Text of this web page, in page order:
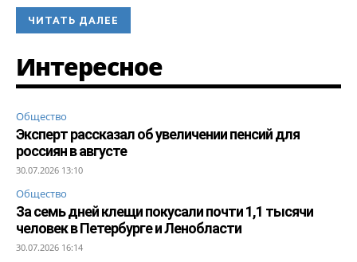
ЧИТАТЬ ДАЛЕЕ
Интересное
Общество
Эксперт рассказал об увеличении пенсий для
россиян в августе
30.07.2026 13:10
Общество
За семь дней клещи покусали почти 1,1 тысячи
человек в Петербурге и Ленобласти
30.07.2026 16:14